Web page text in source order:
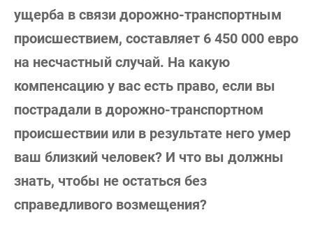
ущерба в связи дорожно-транспортным
происшествием, составляет 6 450 000 евро
на несчастный случай. На какую
компенсацию у вас есть право, если вы
пострадали в дорожно-транспортном
происшествии или в результате него умер
ваш близкий человек? И что вы должны
знать, чтобы не остаться без
справедливого возмещения?